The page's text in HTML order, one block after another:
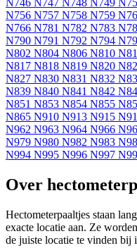
N756 N757 N758 N759
N766 N781 N782 N783
N790 N791 N792 N794
N802 N804 N806 N810
N817 N818 N819 N820
N827 N830 N831 N832
N839 N840 N841 N842
N851 N853 N854 N855
N865 N910 N913 N915
N962 N963 N964 N966
N979 N980 N982 N983
N994 N995 N996 N997
Over
Hectometerpaaltjes staan
exacte locatie aan. Ze
de juiste locatie te vinden bij